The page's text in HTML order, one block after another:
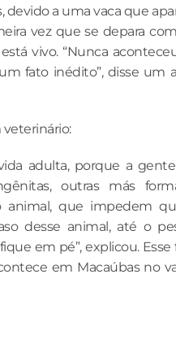
devido a uma vaca que
vez que se depara
vivo. “Nunca
fato inédito”, disse um
adulta, porque a
outras más
animal, que impedem
desse animal, até o
em pé”, explicou. Esse
em Macaúbas no